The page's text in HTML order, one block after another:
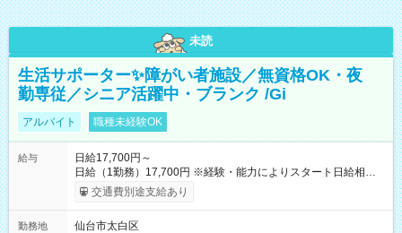
未読
生活サポーター✨障がい者施設／無資格OK・夜
勤専従／シニア活躍中・ブランク /Gi
アルバイト 職種未経験OK
給与
日給17,700円～
日給（1勤務）17,700円 ※経験・能力によりスタート日給相談
可・昇給可 【試用期間】試用期間あり 試用期間の長さ：3ヶ月
雇用形態、給与は本採用時と同じです。
交通費別途支給あり
勤務地
仙台市太白区